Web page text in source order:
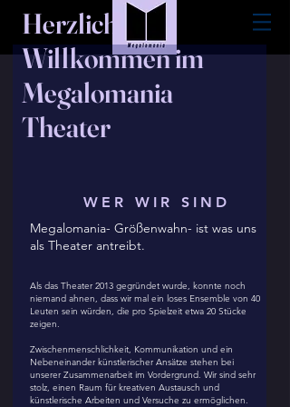
Herzlich
Willkommen im
Megalomania
Theater
WER WIR SIND
Megalomania- Größenwahn- ist was uns
als Theater antreibt.
Als das Theater 2013 gegründet wurde, konnte noch
niemand ahnen, dass wir mal ein loses Ensemble von 40
Leuten sein würden, die pro Spielzeit etwa 20 Stücke
zeigen.
Zwischenmenschlichkeit, Kommunikation und ein
Nebeneinander künstlerischer Ansätze stehen bei
unserer Zusammenarbeit im Vordergrund. Wir sind sehr
stolz, einen Raum für kreativen Austausch und
künstlerische Arbeiten und Versuche zu ermöglichen.